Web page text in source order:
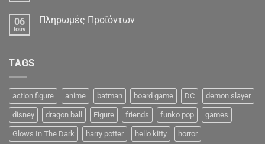
06
Ιούν
Πληρωμές Προϊόντων
TAGS
action figure anime batman board game DC demon slayer
disney dragon ball Figure friends funko pop games
Glows In The Dark harry potter hello kitty horror